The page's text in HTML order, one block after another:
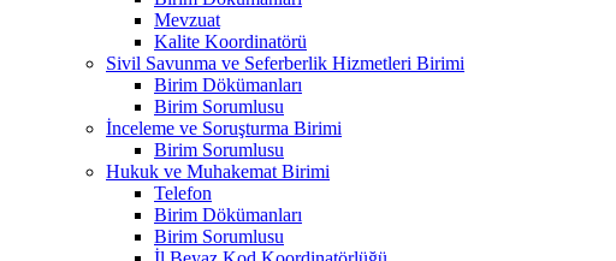
Mevzuat
Kalite Koordinatörü
Sivil Savunma ve Seferberlik Hizmetleri Birimi
Birim Dökümanları
Birim Sorumlusu
İnceleme ve Soruşturma Birimi
Birim Sorumlusu
Hukuk ve Muhakemat Birimi
Telefon
Birim Dökümanları
Birim Sorumlusu